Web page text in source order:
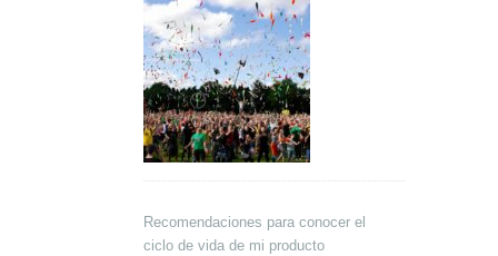
Recomendaciones para conocer el
ciclo de vida de mi producto